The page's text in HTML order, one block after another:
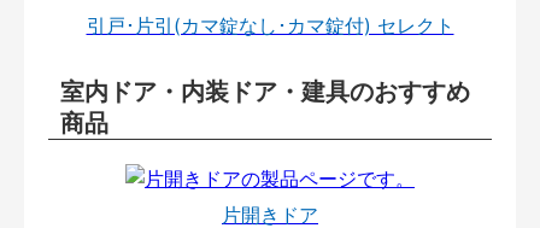
引戸･片引(カマ錠なし･カマ錠付) セレクト
室内ドア・内装ドア・建具のおすすめ
商品
片開きドア